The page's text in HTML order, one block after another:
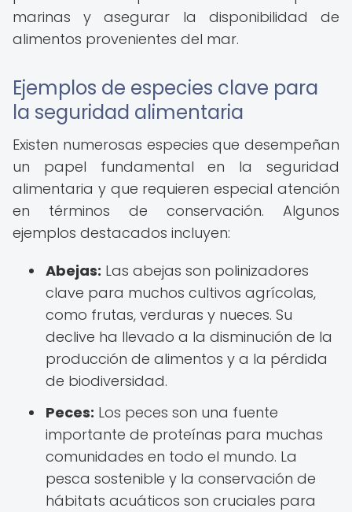
marinas y asegurar la disponibilidad de
alimentos provenientes del mar.
Ejemplos de especies clave para
la seguridad alimentaria
Existen numerosas especies que desempeñan
un papel fundamental en la seguridad
alimentaria y que requieren especial atención
en términos de conservación. Algunos
ejemplos destacados incluyen:
Abejas: Las abejas son polinizadores
clave para muchos cultivos agrícolas,
como frutas, verduras y nueces. Su
declive ha llevado a la disminución de la
producción de alimentos y a la pérdida
de biodiversidad.
Peces: Los peces son una fuente
importante de proteínas para muchas
comunidades en todo el mundo. La
pesca sostenible y la conservación de
hábitats acuáticos son cruciales para